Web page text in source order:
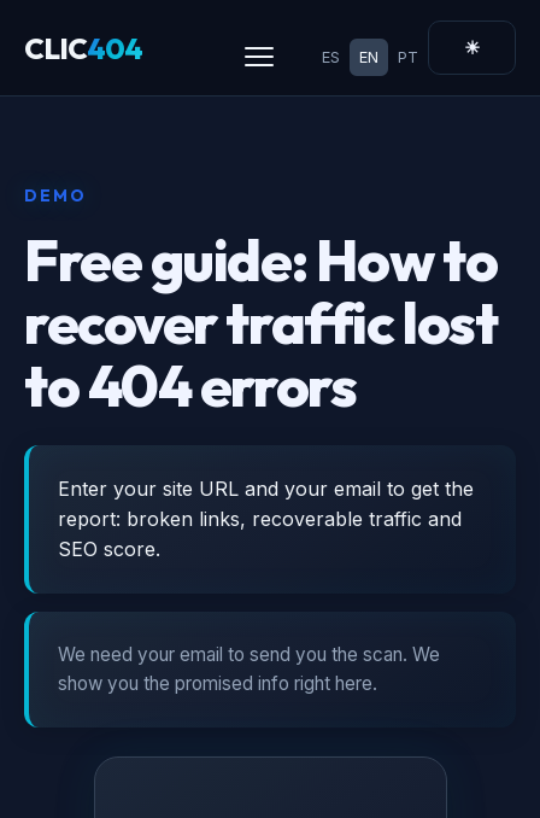
CLIC404 ES EN PT ☀
DEMO
Free guide: How to
recover traffic lost
to 404 errors
Enter your site URL and your email to get the
report: broken links, recoverable traffic and
SEO score.
We need your email to send you the scan. We
show you the promised info right here.